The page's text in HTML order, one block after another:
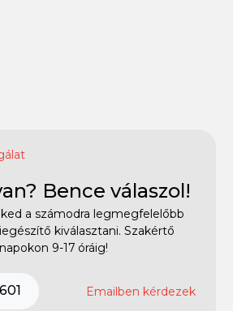
Bence válaszol!
a számodra legmegfelelőbb
kiválasztani. Szakértő
9-17 óráig!
Emailben kérdezek